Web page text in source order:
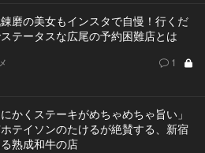
磨の美女もインスタで自慢！行くだ
テータスな広尾の予約困難店とは
1
にかくステーキがめちゃめちゃ旨い」
テイソンのたけるが絶賛する、新宿
熟成和牛の店